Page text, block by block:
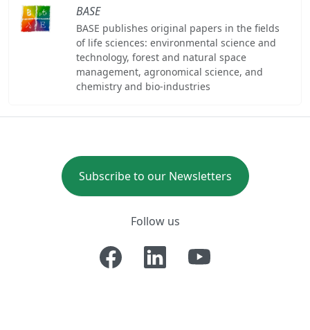
BASE
BASE publishes original papers in the fields
of life sciences: environmental science and
technology, forest and natural space
management, agronomical science, and
chemistry and bio-industries
Subscribe to our Newsletters
Follow us